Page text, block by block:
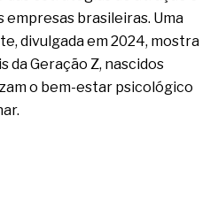
brasileiras. Uma
divulgada em 2024, mostra
da Geração Z, nascidos
o bem-estar psicológico